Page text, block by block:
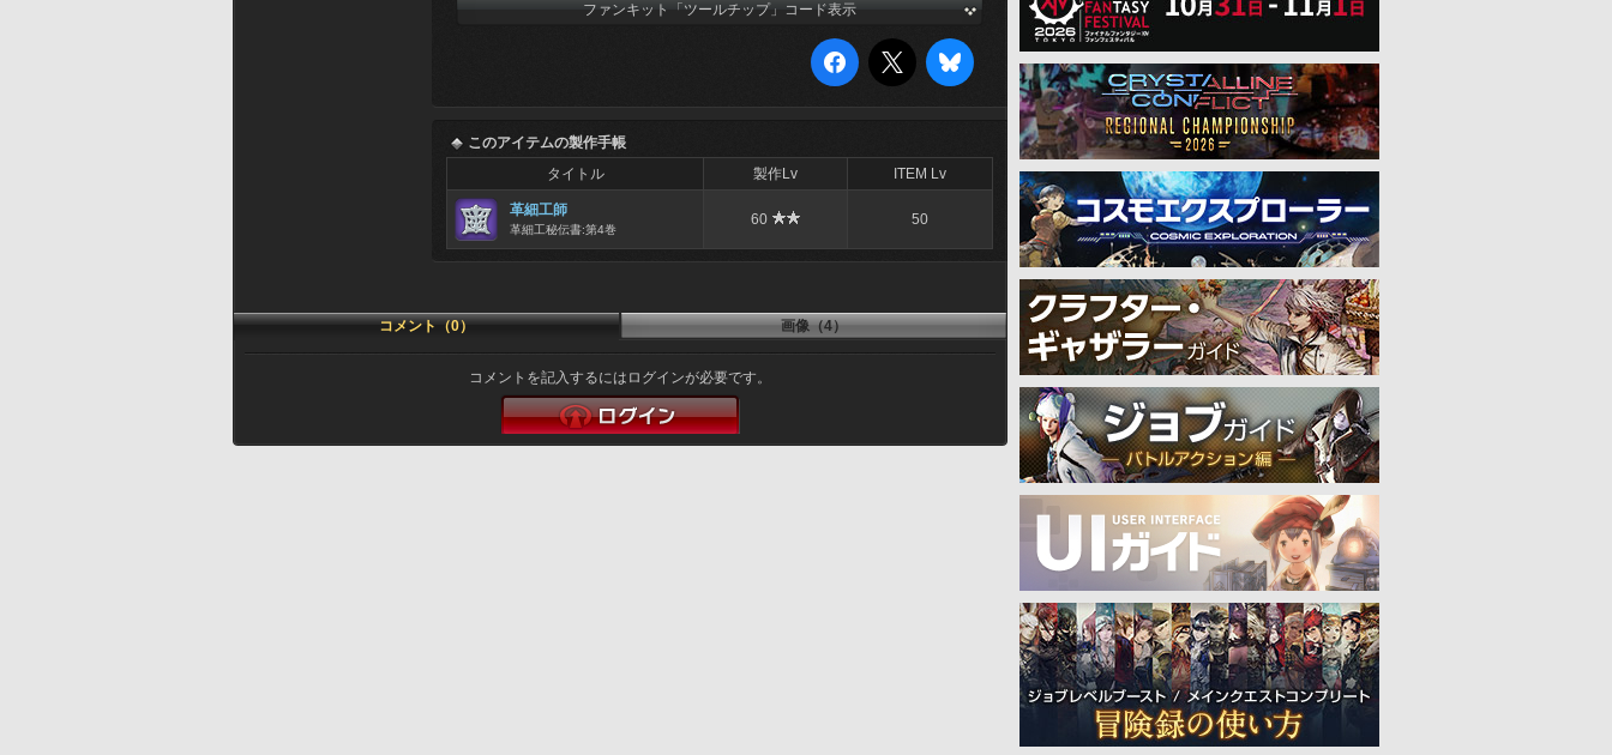
ファンキット「ツールチップ」コード表示
このアイテムの製作手帳
タイトル
製作Lv ITEM Lv
革細工師
革細工秘伝書:第4巻
60 50
コメント（0） 画像（4）
コメントを記入するにはログインが必要です。